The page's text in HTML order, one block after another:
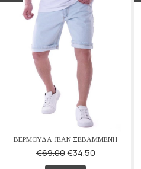
ΒΕΡΜΟΥΔΑ JEAN ΞΕΒΑΜΜΕΝΗ
€69.00€34.50